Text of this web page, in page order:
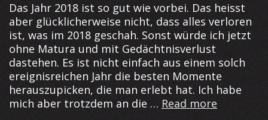
Das Jahr 2018 ist so gut wie vorbei. Das heisst
aber glücklicherweise nicht, dass alles verloren
ist, was im 2018 geschah. Sonst würde ich jetzt
ohne Matura und mit Gedächtnisverlust
dastehen. Es ist nicht einfach aus einem solch
ereignisreichen Jahr die besten Momente
herauszupicken, die man erlebt hat. Ich habe
mich aber trotzdem an die … Read more Saison
2018